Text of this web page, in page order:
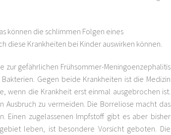
können die schlimmen Folgen eines
diese Krankheiten bei Kinder auswirken können.
gefährlichen Frühsommer-Meningoenzephalitis
Gegen beide Krankheiten ist die Medizin
wenn die Krankheit erst einmal ausgebrochen ist.
Ausbruch zu vermeiden. Die Borreliose macht das
Einen zugelassenen Impfstoff gibt es aber bisher
leben, ist besondere Vorsicht geboten. Die